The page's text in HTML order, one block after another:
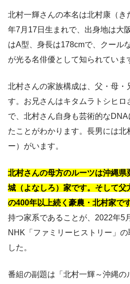
北村一輝さんの本名は北村康（き
年7月17日生まれで、出身地は大
はA型、身長は178cmで、クール
が光る名俳優として知られていま
北村さんの家族構成は、父・母・
す。お兄さんはキタムラトシヒロ
で、北村さん自身も芸術的な
たことがわかります。長男には北
ー）がいます。
北村さんの母方のルーツは沖縄県
城（よなしろ）家です。そして父
の400年以上続く豪農・北村家です
持つ家系であることが、2022年5
NHK「ファミリーヒストリー」
した。
番組の副題は「北村一輝～沖縄の